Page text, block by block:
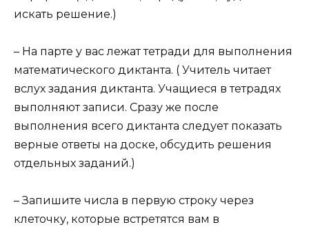
искать решение.)
– На парте у вас лежат тетради для выполнения
математического диктанта. ( Учитель читает
вслух задания диктанта. Учащиеся в тетрадях
выполняют записи. Сразу же после
выполнения всего диктанта следует показать
верные ответы на доске, обсудить решения
отдельных заданий.)
– Запишите числа в первую строку через
клеточку, которые встретятся вам в